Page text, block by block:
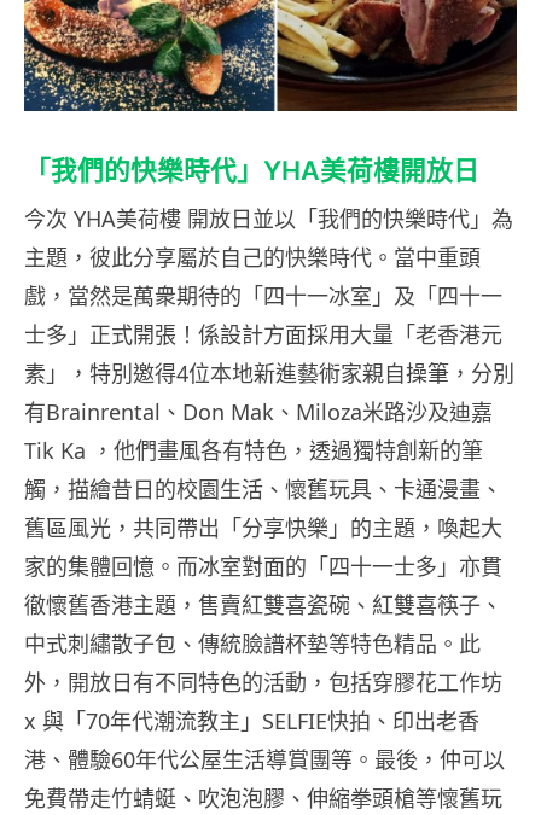
「我們的快樂時代」YHA美荷樓開放日
今次 YHA美荷樓 開放日並以「我們的快樂時代」為
主題，彼此分享屬於自己的快樂時代。當中重頭
戲，當然是萬衆期待的「四十一冰室」及「四十一
士多」正式開張！係設計方面採用大量「老香港元
素」，特別邀得4位本地新進藝術家親自操筆，分別
有Brainrental、Don Mak、Miloza米路沙及迪嘉
Tik Ka ，他們畫風各有特色，透過獨特創新的筆
觸，描繪昔日的校園生活、懷舊玩具、卡通漫畫、
舊區風光，共同帶出「分享快樂」的主題，喚起大
家的集體回憶。而冰室對面的「四十一士多」亦貫
徹懷舊香港主題，售賣紅雙喜瓷碗、紅雙喜筷子、
中式刺繡散子包、傳統臉譜杯墊等特色精品。此
外，開放日有不同特色的活動，包括穿膠花工作坊
x 與「70年代潮流教主」SELFIE快拍、印出老香
港、體驗60年代公屋生活導賞團等。最後，仲可以
免費帶走竹蜻蜓、吹泡泡膠、伸縮拳頭槍等懷舊玩